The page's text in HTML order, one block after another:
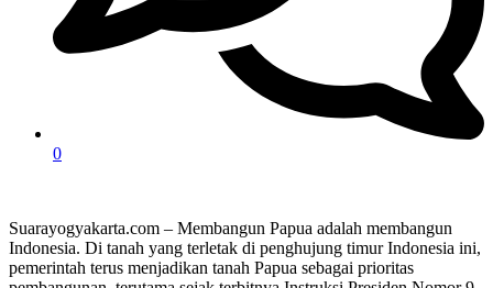
0
Suarayogyakarta.com – Membangun Papua adalah membangun
Indonesia. Di tanah yang terletak di penghujung timur Indonesia ini,
pemerintah terus menjadikan tanah Papua sebagai prioritas